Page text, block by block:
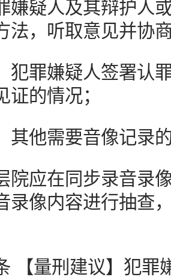
嫌疑人及其辩护人
法，听取意见并协
罪嫌疑人签署认罪
证的情况；
他需要音像记录的
应在同步录音录像
录像内容进行抽查
量刑建议】犯罪